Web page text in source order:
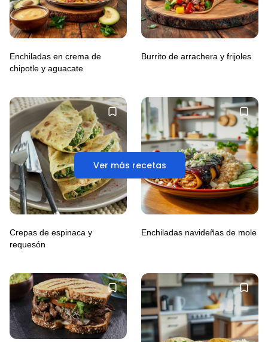
Ver más recetas
Enchiladas en crema de
chipotle y aguacate
Burrito de arrachera y frijoles
Crepas de espinaca y
requesón
Enchiladas navideñas de mole